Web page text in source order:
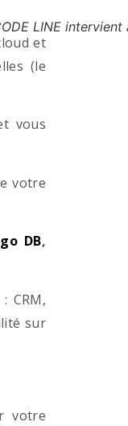
et
(le
vous
votre
DB,
CRM,
sur
votre
LINE intervient